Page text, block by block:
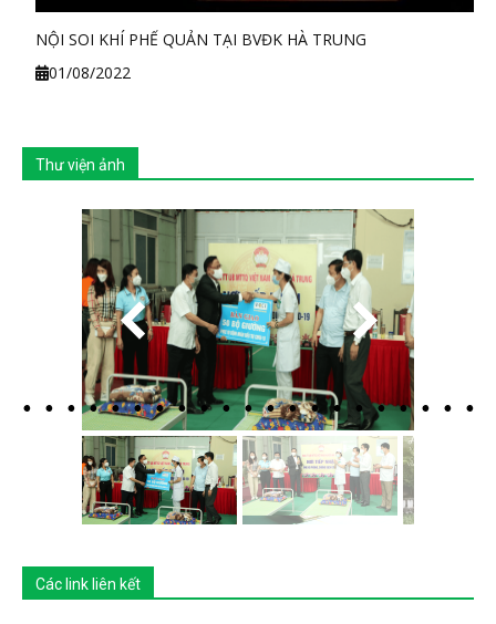
NỘI SOI KHÍ PHẾ QUẢN TẠI BVĐK HÀ TRUNG
01/08/2022
Thư viện ảnh
Các link liên kết